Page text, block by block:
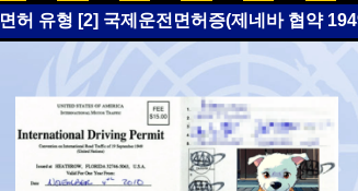
면허 유형 [2] 국제운전면허증(제네바 협약